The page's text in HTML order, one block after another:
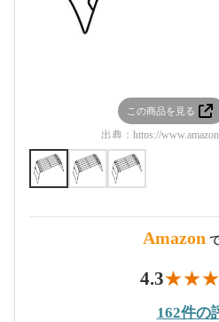
この商品を見る
出典： https://
Amazon
4.3
162件の